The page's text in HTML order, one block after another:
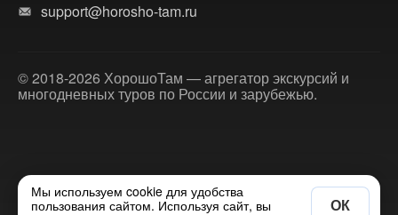
support@horosho-tam.ru
© 2018-2026 ХорошоТам — агрегатор экскурсий и
многодневных туров по России и зарубежью.
Мы используем cookie для удобства
пользования сайтом. Используя сайт, вы
ОК